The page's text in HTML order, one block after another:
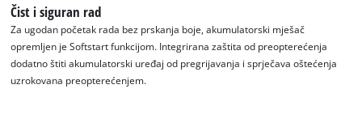
Čist i siguran rad
Za ugodan početak rada bez prskanja boje, akumulatorski mješač
opremljen je Softstart funkcijom. Integrirana zaštita od preopterećenja
dodatno štiti akumulatorski uređaj od pregrijavanja i sprječava oštećenja
uzrokovana preopterećenjem.